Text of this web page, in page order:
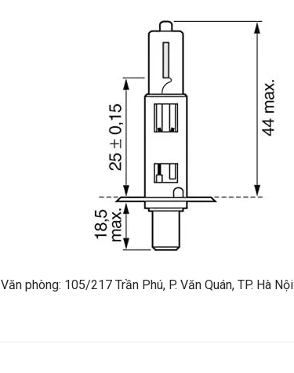
Văn phòng: 105/217 Trần Phú, P. Văn Quán, TP. Hà Nội